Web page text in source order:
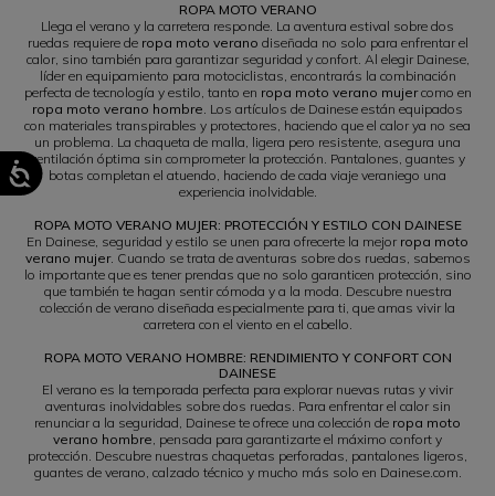
ROPA MOTO VERANO
Llega el verano y la carretera responde. La aventura estival sobre dos
ruedas requiere de ropa moto verano diseñada no solo para enfrentar el
calor, sino también para garantizar seguridad y confort. Al elegir Dainese,
líder en equipamiento para motociclistas, encontrarás la combinación
perfecta de tecnología y estilo, tanto en ropa moto verano mujercomo en
ropa moto verano hombre. Los artículos de Dainese están equipados
con materiales transpirables y protectores, haciendo que el calor ya no sea
un problema. La chaqueta de malla, ligera pero resistente, asegura una
ventilación óptima sin comprometer la protección. Pantalones, guantes y
botas completan el atuendo, haciendo de cada viaje veraniego una
experiencia inolvidable.
ROPA MOTO VERANO MUJER: PROTECCIÓN Y ESTILO CON DAINESE
En Dainese, seguridad y estilo se unen para ofrecerte la mejor ropa moto
verano mujer. Cuando se trata de aventuras sobre dos ruedas, sabemos
lo importante que es tener prendas que no solo garanticen protección, sino
que también te hagan sentir cómoda y a la moda. Descubre nuestra
colección de verano diseñada especialmente para ti, que amas vivir la
carretera con el viento en el cabello.
ROPA MOTO VERANO HOMBRE: RENDIMIENTO Y CONFORT CON
DAINESE
El verano es la temporada perfecta para explorar nuevas rutas y vivir
aventuras inolvidables sobre dos ruedas. Para enfrentar el calor sin
renunciar a la seguridad, Dainese te ofrece una colección de ropa moto
verano hombre, pensada para garantizarte el máximo confort y
protección. Descubre nuestras chaquetas perforadas, pantalones ligeros,
guantes de verano, calzado técnico y mucho más solo en Dainese.com.